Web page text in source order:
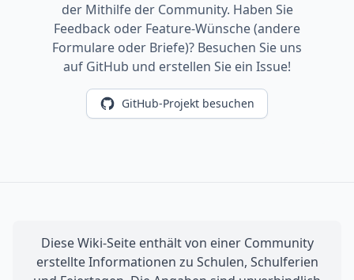
der Mithilfe der Community. Haben Sie
Feedback oder Feature-Wünsche (andere
Formulare oder Briefe)? Besuchen Sie uns
auf GitHub und erstellen Sie ein Issue!
GitHub-Projekt besuchen
Diese Wiki-Seite enthält von einer Community
erstellte Informationen zu Schulen, Schulferien